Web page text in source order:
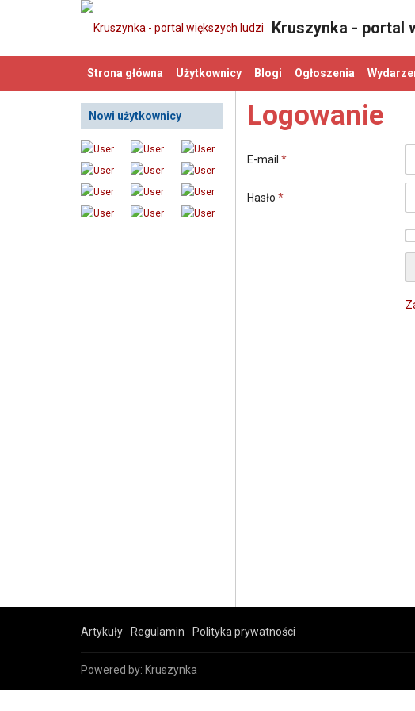
Kruszynka - portal
Strona główna Użytkownicy Blogi Ogłoszenia
Nowi użytkownicy Logowanie
E-mail *
Hasło *
Artykuły Regulamin Polityka prywatności
Powered by: Kruszynka